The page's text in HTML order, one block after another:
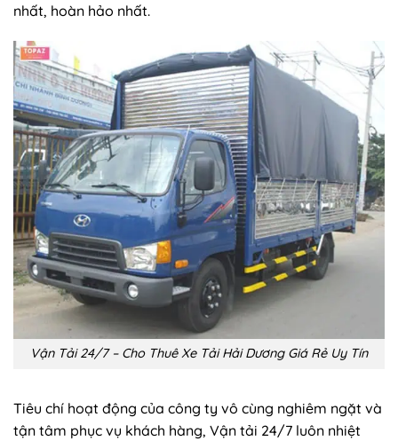
nhất, hoàn hảo nhất.
Vận Tải 24/7 – Cho Thuê Xe Tải Hải Dương Giá Rẻ Uy Tín
Tiêu chí hoạt động của công ty vô cùng nghiêm ngặt và
tận tâm phục vụ khách hàng, Vận tải 24/7 luôn nhiệt